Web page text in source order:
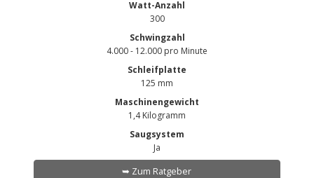
Watt-Anzahl
300
Schwingzahl
4.000 - 12.000 pro Minute
Schleifplatte
125 mm
Maschinengewicht
1,4 Kilogramm
Saugsystem
Ja
➥ Zum Ratgeber